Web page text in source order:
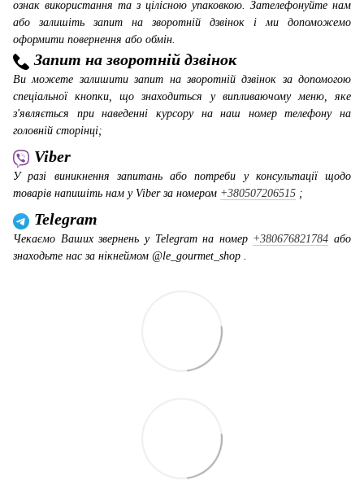
ознак використання та з цілісною упаковкою. Зателефонуйте нам
або залишіть запит на зворотній дзвінок і ми допоможемо
оформити повернення або обмін.
Запит на зворотній дзвінок
Ви можете залишити запит на зворотній дзвінок за допомогою
спеціальної кнопки, що знаходиться у випливаючому меню, яке
з'являється при наведенні курсору на наш номер телефону на
головній сторінці;
Viber
У разі виникнення запитань або потреби у консультації щодо
товарів напишіть нам у Viber за номером +380507206515 ;
Telegram
Чекаємо Ваших звернень у Telegram на номер +380676821784 або
знаходьте нас за нікнеймом @le_gourmet_shop .